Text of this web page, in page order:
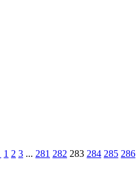
1 2 3 ... 281 282 283 284 285 286